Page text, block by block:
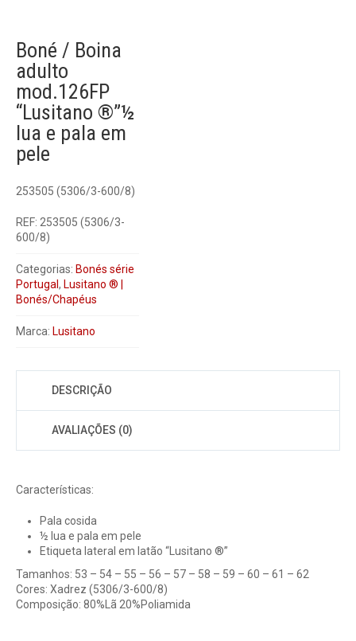
Boné / Boina
adulto
mod.126FP
“Lusitano ®”½
lua e pala em
pele
253505 (5306/3-600/8)
REF: 253505 (5306/3-
600/8)
Categorias: Bonés série
Portugal , Lusitano ® |
Bonés/Chapéus
Marca: Lusitano
DESCRIÇÃO
AVALIAÇÕES (0)
Características:
Pala cosida
½ lua e pala em pele
Etiqueta lateral em latão “Lusitano ®”
Tamanhos: 53 – 54 – 55 – 56 – 57 – 58 – 59 – 60 – 61 – 62
Cores: Xadrez (5306/3-600/8)
Composição: 80%Lã 20%Poliamida